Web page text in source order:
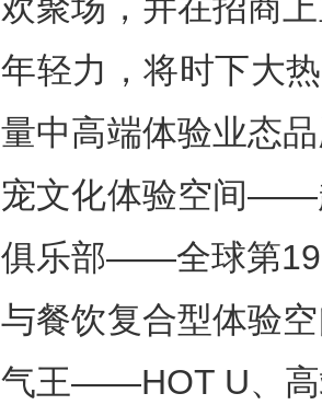
欢聚场，并在招商
年轻力，将时下大
量中高端体验业态
宠文化体验空间——
俱乐部——全球第19
与餐饮复合型体验
气王——HOT U、